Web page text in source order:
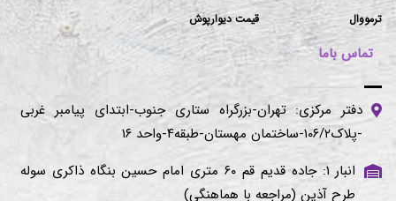
ترمووال
قیمت دیوارپوش
تماس باما
دفتر مرکزی: تهران-بزرگراه ستاری جنوب-ابتدای پیامبر غربی
-پلاک۱۰۶/۲-ساختمان مهستان-طبقه۴-واحد ۱۶
انبار ۱: جاده قدیم قم ۶۰ متری امام حسین بنگاه ذاکری سوله
طرح آذین (مراجعه با هماهنگی)